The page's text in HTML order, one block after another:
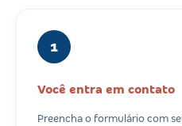
1
Você entra em contato
Preencha o formulário com